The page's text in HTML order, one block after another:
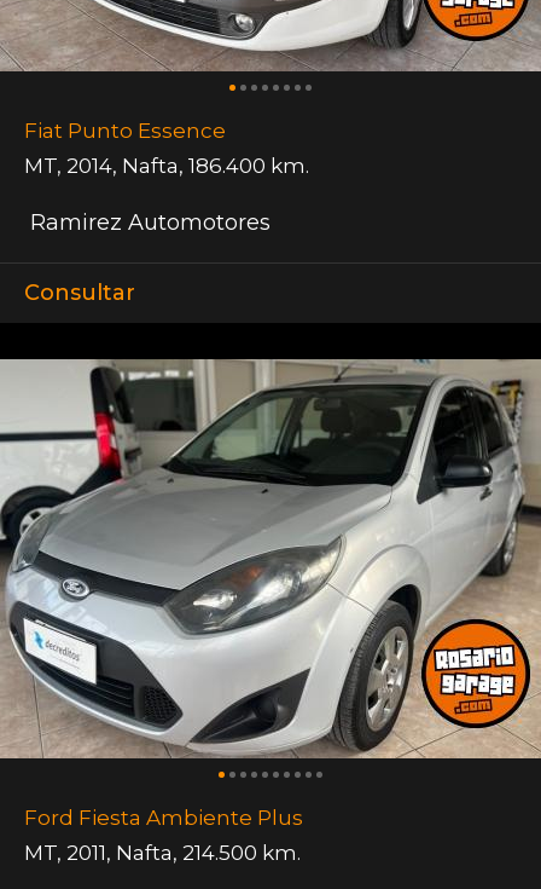
Fiat Punto Essence
MT, 2014, Nafta, 186.400 km.
Ramirez Automotores
Consultar
Ford Fiesta Ambiente Plus
MT, 2011, Nafta, 214.500 km.